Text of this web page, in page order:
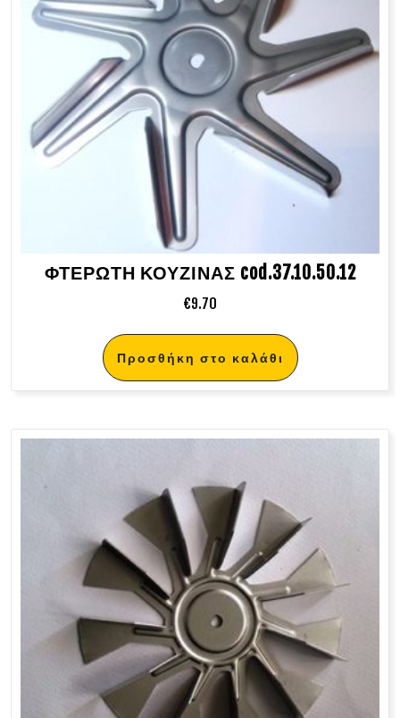
ΦΤΕΡΩΤΗ ΚΟΥΖΙΝΑΣ cod.37.10.50.12
€9.70
Προσθήκη στο καλάθι